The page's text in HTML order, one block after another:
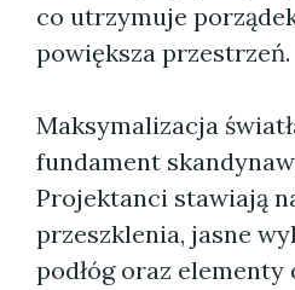
co utrzymuje
powiększa przestrzeń.
Maksymalizacja
fundament
Projektanci stawiają
przeszklenia, jasne
podłóg oraz elementy